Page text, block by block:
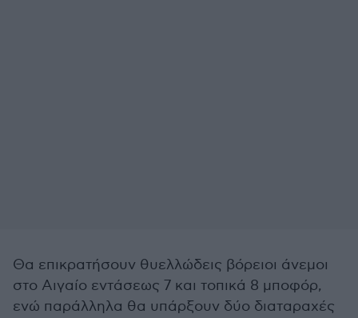
Θα επικρατήσουν θυελλώδεις βόρειοι άνεμοι
στο Αιγαίο εντάσεως 7 και τοπικά 8 μποφόρ,
ενώ παράλληλα θα υπάρξουν δύο διαταραχές